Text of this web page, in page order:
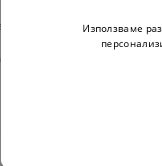
При поръчка молим да
с това изкуствено
Използваме